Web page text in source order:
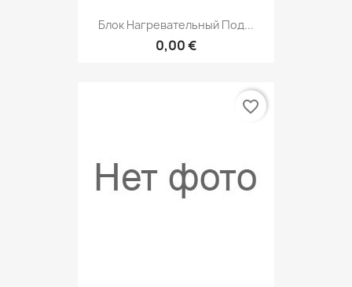
Блок Нагревательный Под...
0,00 €
favorite_border